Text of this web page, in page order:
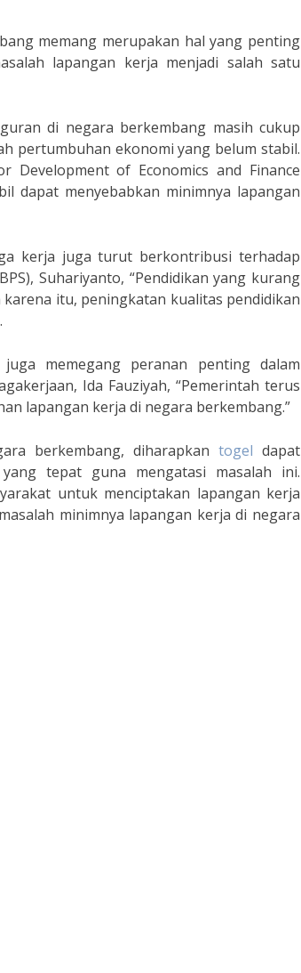
memang merupakan hal yang penting
lapangan kerja menjadi salah satu
di negara berkembang masih cukup
pertumbuhan ekonomi yang belum stabil.
of Economics and Finance
dapat menyebabkan minimnya lapangan
kerja juga turut berkontribusi terhadap
Suhariyanto, “Pendidikan yang kurang
itu, peningkatan kualitas pendidikan
memegang peranan penting dalam
Ida Fauziyah, “Pemerintah terus
lapangan kerja di negara berkembang.”
berkembang, diharapkantogel dapat
tepat guna mengatasi masalah ini.
untuk menciptakan lapangan kerja
minimnya lapangan kerja di negara